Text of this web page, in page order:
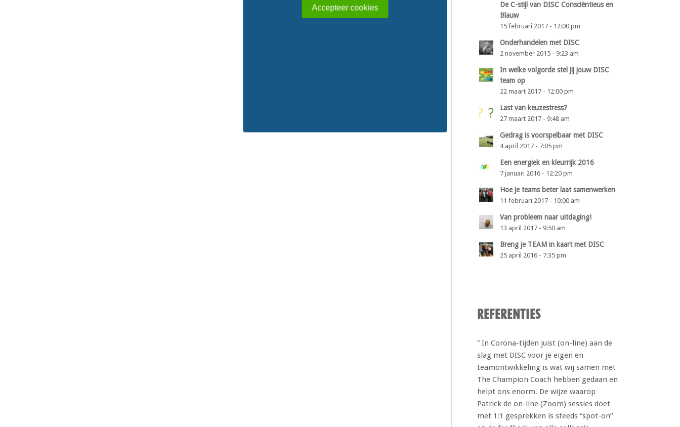
De C-stijl van DISC Consciëntieus en
Blauw
15 februari 2017 - 12:00 pm
Onderhandelen met DISC
2 november 2015 - 9:23 am
In welke volgorde stel jij jouw DISC
team op
22 maart 2017 - 12:00 pm
Last van keuzestress?
27 maart 2017 - 9:48 am
Gedrag is voorspelbaar met DISC
4 april 2017 - 7:05 pm
Een energiek en kleurrijk 2016
7 januari 2016 - 12:20 pm
Hoe je teams beter laat samenwerken
11 februari 2017 - 10:00 am
Van probleem naar uitdaging!
13 april 2017 - 9:50 am
Breng je TEAM in kaart met DISC
25 april 2016 - 7:35 pm
REFERENTIES
” In Corona-tijden juist (on-line) aan de
slag met DISC voor je eigen en
teamontwikkeling is wat wij samen met
The Champion Coach hebben gedaan en
helpt ons enorm. De wijze waarop
Patrick de on-line (Zoom) sessies doet
met 1:1 gesprekken is steeds “spot-on”
Accepteer cookies